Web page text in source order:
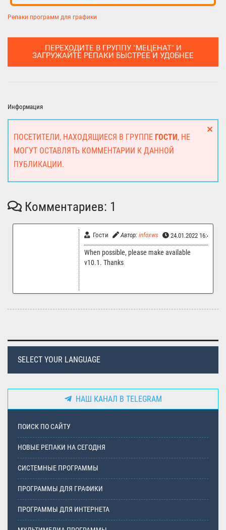
Репаки программ для графики
ПЕРЕХОДИТЕ В ГРУППУ "МЕЦЕНАТ" И
ЗАГРУЖАЙТЕ РЕПАКИ БЫСТРЕЕ И УДОБНЕЕ
Информация
ПОСЕТИТЕЛИ, НАХОДЯЩИЕСЯ В ГРУППЕ ГОСТИ, НЕ
МОГУТ ОСТАВЛЯТЬ КОММЕНТАРИИ К ДАННОЙ
ПУБЛИКАЦИИ.
Комментариев: 1
Гости Автор: infoxws 24.01.2022 16:45
When possible, please make available
v10.1. Thanks
SELECT YOUR LANGUAGE
НАШ КАНАЛ В TELEGRAM
ПОИСК ПО САЙТУ
НОВЫЕ РЕПАКИ НА СЕГОДНЯ
СИСТЕМНЫЕ ПРОГРАММЫ
ПРОГРАММЫ ДЛЯ ГРАФИКИ
ПРОГРАММЫ ДЛЯ ИНТЕРНЕТА